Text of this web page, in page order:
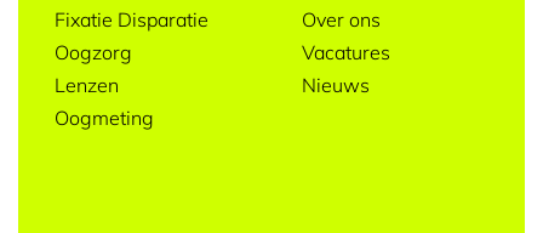
Fixatie Disparatie
Oogzorg
Lenzen
Oogmeting
Over ons
Vacatures
Nieuws